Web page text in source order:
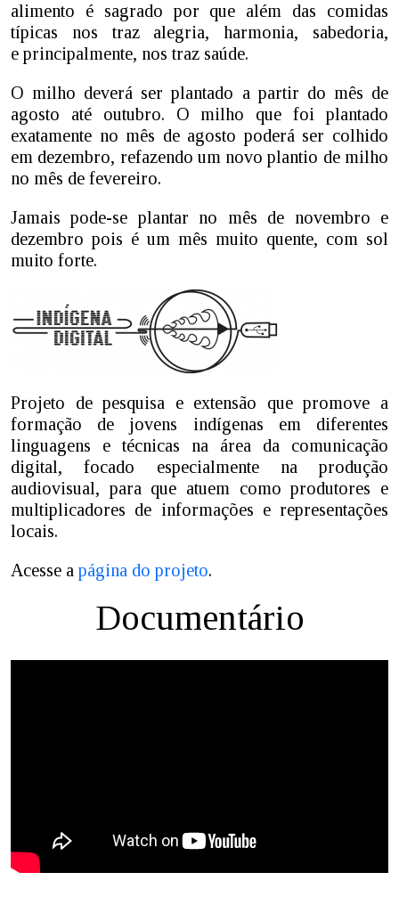
alimento é sagrado por que além das comidas
típicas nos traz alegria, harmonia, sabedoria,
e principalmente, nos traz saúde.
O milho deverá ser plantado a partir do mês de
agosto até outubro. O milho que foi plantado
exatamente no mês de agosto poderá ser colhido
em dezembro, refazendo um novo plantio de milho
no mês de fevereiro.
Jamais pode-se plantar no mês de novembro e
dezembro pois é um mês muito quente, com sol
muito forte.
Projeto de pesquisa e extensão que promove a
formação de jovens indígenas em diferentes
linguagens e técnicas na área da comunicação
digital, focado especialmente na produção
audiovisual, para que atuem como produtores e
multiplicadores de informações e representações
locais.
Acesse a página do projeto.
Documentário